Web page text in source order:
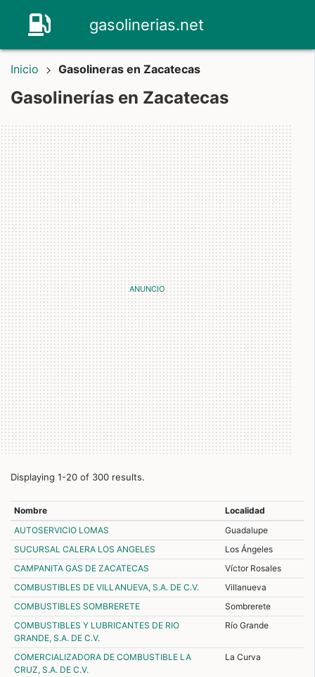
gasolinerias.net
Inicio Gasolineras en Zacatecas
Gasolinerías en Zacatecas
Displaying 1-20 of 300 results.
Nombre
Localidad
AUTOSERVICIO LOMAS
Guadalupe
SUCURSAL CALERA LOS ANGELES
Los Ángeles
CAMPANITA GAS DE ZACATECAS
Víctor Rosales
COMBUSTIBLES DE VILLANUEVA, S.A. DE C.V.
Villanueva
COMBUSTIBLES SOMBRERETE
Sombrerete
COMBUSTIBLES Y LUBRICANTES DE RIO
GRANDE, S.A. DE C.V.
Río Grande
COMERCIALIZADORA DE COMBUSTIBLE LA
CRUZ, S.A. DE C.V.
La Curva